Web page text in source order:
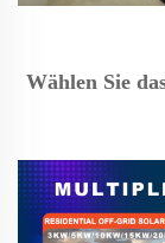
Wählen Sie